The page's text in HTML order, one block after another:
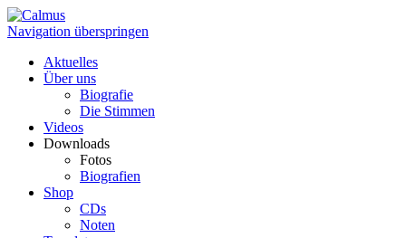
Navigation überspringen
Aktuelles
Über uns
Biografie
Die Stimmen
Videos
Downloads
Fotos
Biografien
Shop
CDs
Noten